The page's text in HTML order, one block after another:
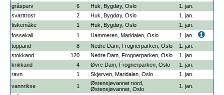
gråspurv
6 Huk, Bygdøy, Oslo
1. jan.
svarttrost
2 Huk, Bygdøy, Oslo
1. jan.
fiskemåke
1 Huk, Bygdøy, Oslo
1. jan.
fossekall
1 Hammeren, Maridalen, Oslo
1. jan.
toppand
8 Nedre Dam, Frognerparken, Oslo
1. jan.
stokkand
120 Nedre Dam, Frognerparken, Oslo
1. jan.
krikkand
4 Øvre Dam, Frognerparken, Oslo
1. jan.
ravn
1 Skjerven, Maridalen, Oslo
1. jan.
vannrikse
1
Østensjøvannet nord,
Østensjøvannet, Oslo
1. jan.